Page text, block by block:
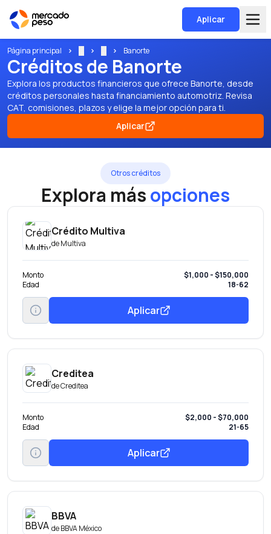
Aplicar
Página principal Banorte
Créditos de Banorte
Explora los productos financieros que ofrece Banorte, desde
créditos personales hasta financiamiento automotriz. Revisa
CAT, comisiones, plazos y elige la mejor opción para ti.
Aplicar
Otros créditos
Explora másopciones
Crédito Multiva
deMultiva
Monto
$1,000 - $150,000
Edad
18-62
Aplicar
Creditea
deCreditea
Monto
$2,000 - $70,000
Edad
21-65
Aplicar
BBVA
deBBVA México